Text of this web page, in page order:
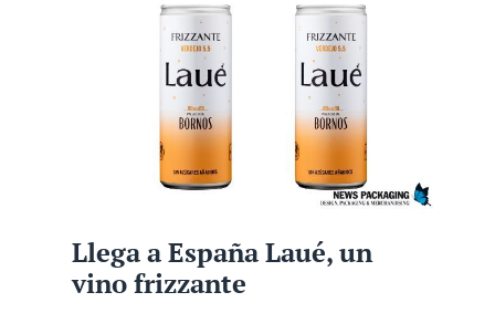
Llega a España Laué, un
vino frizzante